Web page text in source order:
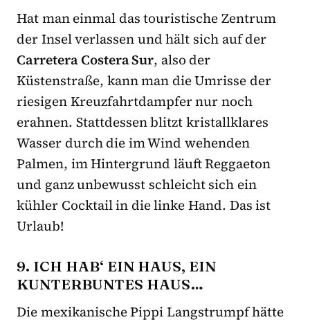
Hat man einmal das touristische Zentrum
der Insel verlassen und hält sich auf der
Carretera Costera Sur, also der
Küstenstraße, kann man die Umrisse der
riesigen Kreuzfahrtdampfer nur noch
erahnen. Stattdessen blitzt kristallklares
Wasser durch die im Wind wehenden
Palmen, im Hintergrund läuft Reggaeton
und ganz unbewusst schleicht sich ein
kühler Cocktail in die linke Hand. Das ist
Urlaub!
9. ICH HAB‘ EIN HAUS, EIN
KUNTERBUNTES HAUS…
Die mexikanische Pippi Langstrumpf hätte